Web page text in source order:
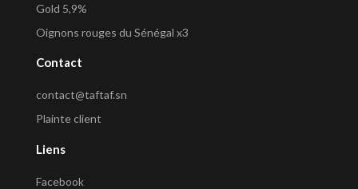
Gold 5,9%
Oignons rouges du Sénégal x3
Contact
contact@taftaf.sn
Plainte client
Liens
Facebook